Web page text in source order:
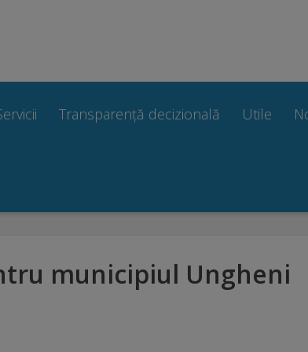
Transparență decizională Utile
municipiul Ungheni